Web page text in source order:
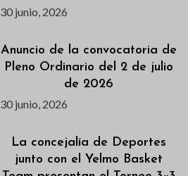
30 junio, 2026
Anuncio de la convocatoria de
Pleno Ordinario del 2 de julio
de 2026
30 junio, 2026
La concejalía de Deportes
junto con el Yelmo Basket